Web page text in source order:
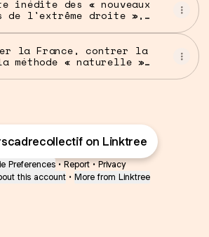
inédite des « nouveaux
de l'extrême droite »,
Stérin
la France, contrer la
méthode « naturelle »
par Stérin
on Linktree
Preferences • Report • Privacy
this account • More from Linktree